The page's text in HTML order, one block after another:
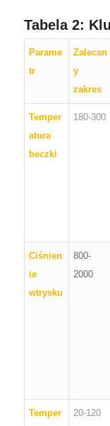
Tabela 2:
Parame
tr
Zalecan
y
zakres
Temper
atura
beczki
180-300
Ciśnien
ie
wtrysku
800-
2000
Temper
20-120